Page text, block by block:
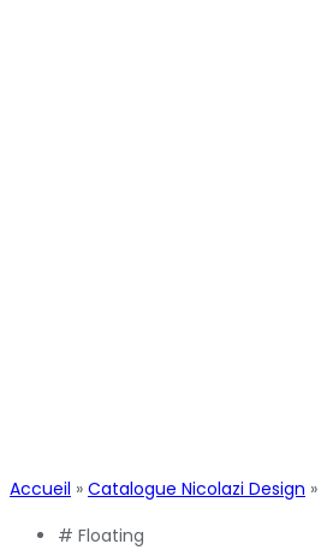
Accueil » Catalogue Nicolazi Design »
# Floating